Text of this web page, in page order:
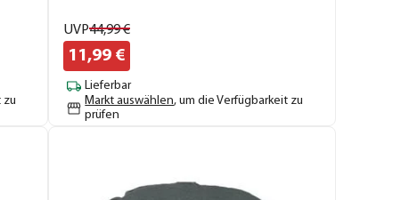
zu
UVP44,99€
11,99 €
Lieferbar
Markt auswählen, um die Verfügbarkeit zu
prüfen